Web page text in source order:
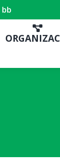
bb